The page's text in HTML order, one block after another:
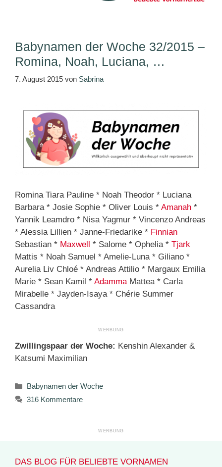
Babynamen der Woche 32/2015 –
Romina, Noah, Luciana, …
7. August 2015 von Sabrina
Romina Tiara Pauline * Noah Theodor * Luciana
Barbara * Josie Sophie * Oliver Louis * Amanah *
Yannik Leamdro * Nisa Yagmur * Vincenzo Andreas
* Alessia Lillien * Janne-Friedarike * Finnian
Sebastian * Maxwell * Salome * Ophelia * Tjark
Mattis * Noah Samuel * Amelie-Luna * Giliano *
Aurelia Liv Chloé * Andreas Attilio * Margaux Emilia
Marie * Sean Kamil * Adamma Mattea * Carla
Mirabelle * Jayden-Isaya * Chérie Summer
Cassandra
Zwillingspaar der Woche: Kenshin Alexander &
Katsumi Maximilian
Kategorien
Babynamen der Woche
316 Kommentare
DAS BLOG FÜR BELIEBTE VORNAMEN